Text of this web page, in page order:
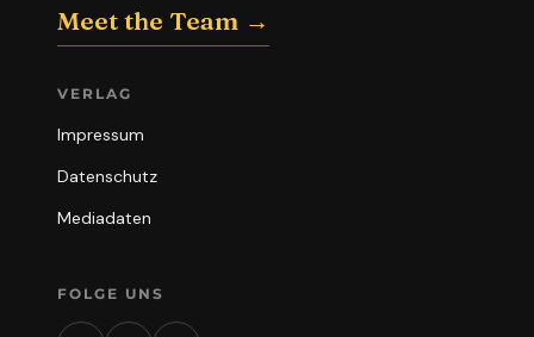
Meet the Team →
VERLAG
Impressum
Datenschutz
Mediadaten
FOLGE UNS